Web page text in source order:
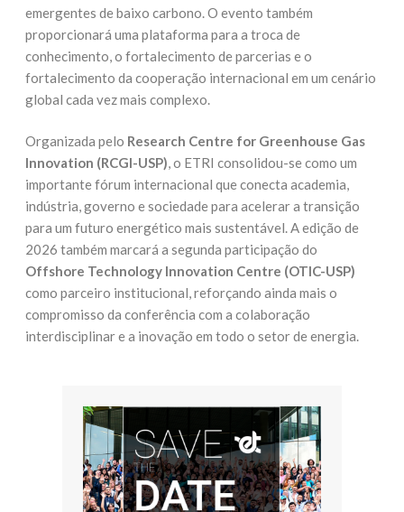
emergentes de baixo carbono. O evento também
proporcionará uma plataforma para a troca de
conhecimento, o fortalecimento de parcerias e o
fortalecimento da cooperação internacional em um cenário
global cada vez mais complexo.
Organizada pelo Research Centre for Greenhouse Gas
Innovation (RCGI-USP), o ETRI consolidou-se como um
importante fórum internacional que conecta academia,
indústria, governo e sociedade para acelerar a transição
para um futuro energético mais sustentável. A edição de
2026 também marcará a segunda participação do
Offshore Technology Innovation Centre (OTIC-USP)
como parceiro institucional, reforçando ainda mais o
compromisso da conferência com a colaboração
interdisciplinar e a inovação em todo o setor de energia.